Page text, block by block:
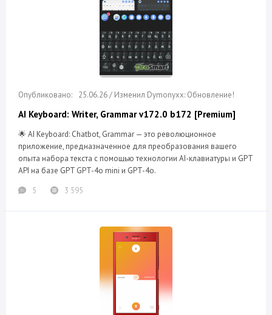
25.06.26 / Изменил Dymonyxx: Обновление!
AI Keyboard: Writer, Grammar v172.0 b172 [Premium]
🌟 AI Keyboard: Chatbot, Grammar — это революционное
приложение, предназначенное для преобразования вашего
опыта набора текста с помощью технологии AI-клавиатуры и GPT
API на базе GPT GPT-4o mini и GPT-4o.
5
3 595